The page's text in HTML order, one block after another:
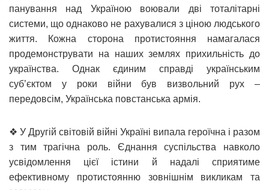
панування над Україною воювали дві тоталітарні
системи, що однаково не рахувалися з ціною людського
життя. Кожна сторона протистояння намагалася
продемонструвати на наших землях прихильність до
українства. Однак єдиним справді українським
суб’єктом у роки війни був визвольний рух –
передовсім, Українська повстанська армія.
❖ У Другій світовій війні Україні випала героїчна і разом
з тим трагічна роль. Єднання суспільства навколо
усвідомлення цієї істини й надалі сприятиме
ефективному протистоянню зовнішнім викликам та